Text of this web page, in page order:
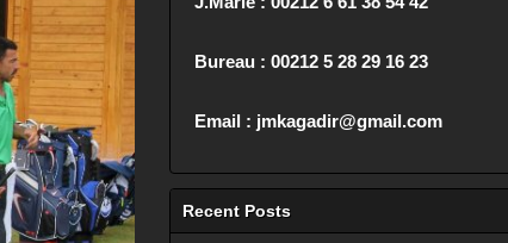
Bureau : 00212 5 28 29 16 23
Email : jmkagadir@gmail.com
Recent Posts